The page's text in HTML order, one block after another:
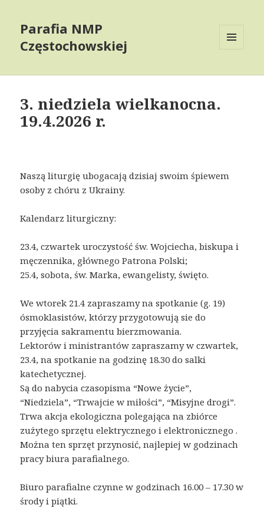
Parafia NMP
Częstochowskiej
WIDGETS
3. niedziela wielkanocna.
19.4.2026 r.
Naszą liturgię ubogacają dzisiaj swoim śpiewem
osoby z chóru z Ukrainy.
Kalendarz liturgiczny:
23.4, czwartek uroczystość św. Wojciecha, biskupa i
męczennika, głównego Patrona Polski;
25.4, sobota, św. Marka, ewangelisty, święto.
We wtorek 21.4 zapraszamy na spotkanie (g. 19)
ósmoklasistów, którzy przygotowują sie do
przyjęcia sakramentu bierzmowania.
Lektorów i ministrantów zapraszamy w czwartek,
23.4, na spotkanie na godzinę 18.30 do salki
katechetycznej.
Są do nabycia czasopisma “Nowe życie”,
“Niedziela”, “Trwajcie w miłości”, “Misyjne drogi”.
Trwa akcja ekologiczna polegająca na zbiórce
zużytego sprzętu elektrycznego i elektronicznego .
Można ten sprzęt przynosić, najlepiej w godzinach
pracy biura parafialnego.
Biuro parafialne czynne w godzinach 16.00 – 17.30 w
środy i piątki.